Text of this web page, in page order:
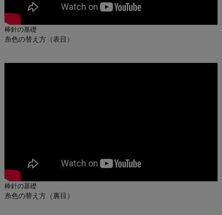
棒針の基礎
糸色の替え方（表目）
棒針の基礎
糸色の替え方（裏目）